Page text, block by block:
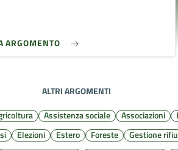
ARGOMENTO
ALTRI ARGOMENTI
Assistenza sociale Associazioni
Elezioni Estero Foreste Gestione